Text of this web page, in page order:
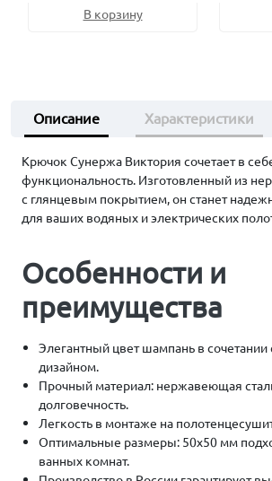
В корзину
Описание Характеристики
Крючок Сунержа Виктория сочетает в
функциональность. Изготовленный из
с глянцевым покрытием, он станет
для ваших водяных и электрических
Особенности и
преимущества
Элегантный цвет шампань в
дизайном.
Прочный материал: нержавеющая
долговечность.
Легкость в монтаже на
Оптимальные размеры: 50х50 мм
ванных комнат.